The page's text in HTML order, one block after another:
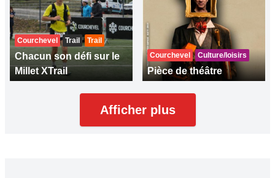
Courchevel Trail Trail
Chacun son défi sur le
Millet XTrail
Courchevel Culture/loisirs
Pièce de théâtre
Afficher plus